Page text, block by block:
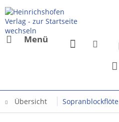
Menü
Übersicht Sopranblockflöte